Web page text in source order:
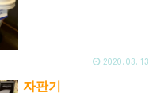
2020.03.13
자판기